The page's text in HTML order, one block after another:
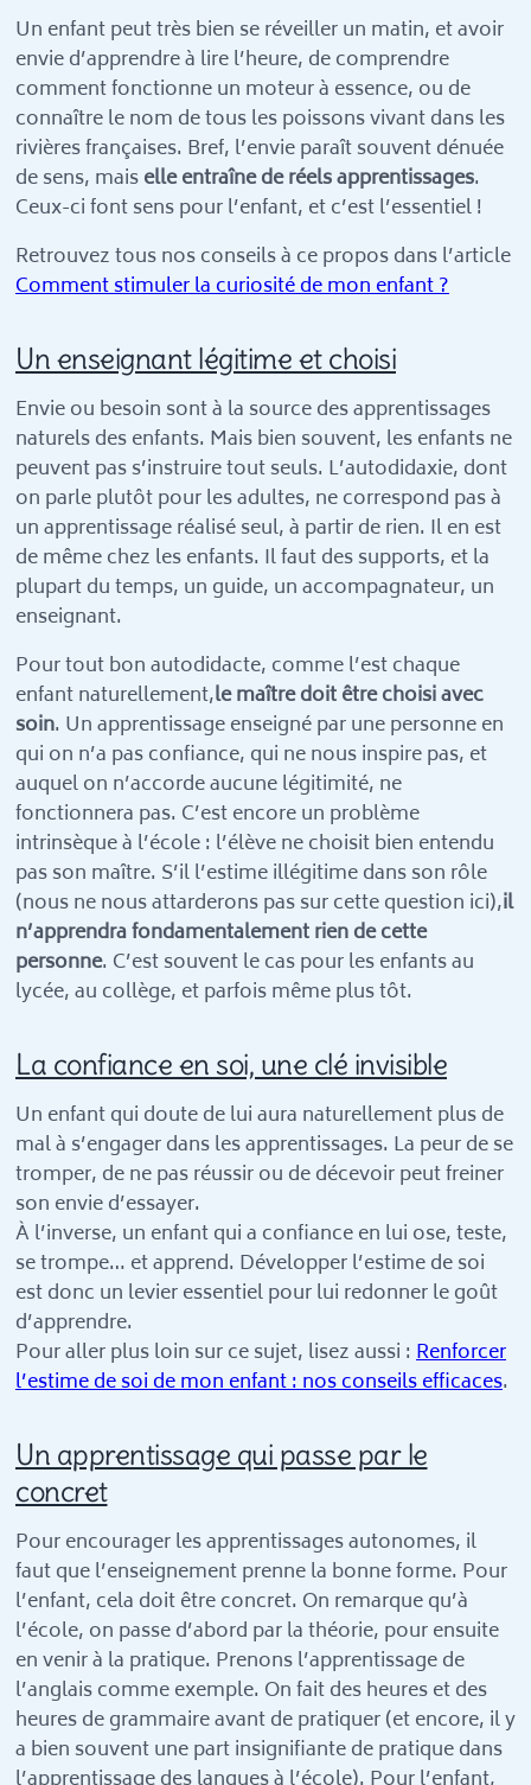
Un enfant peut très bien se réveiller un matin, et avoir
envie d’apprendre à lire l’heure, de comprendre
comment fonctionne un moteur à essence, ou de
connaître le nom de tous les poissons vivant dans les
rivières françaises. Bref, l’envie paraît souvent dénuée
de sens, maiselle entraîne de réels apprentissages.
Ceux-ci font sens pour l’enfant, et c’est l’essentiel !
Retrouvez tous nos conseils à ce propos dans l’article
Comment stimuler la curiosité de mon enfant ?
Un enseignant légitime et choisi
Envie ou besoin sont à la source des apprentissages
naturels des enfants. Mais bien souvent, les enfants ne
peuvent pas s’instruire tout seuls. L’autodidaxie, dont
on parle plutôt pour les adultes, ne correspond pas à
un apprentissage réalisé seul, à partir de rien. Il en est
de même chez les enfants. Il faut des supports, et la
plupart du temps, un guide, un accompagnateur, un
enseignant.
Pour tout bon autodidacte, comme l’est chaque
enfant naturellement,le maître doit être choisi avec
soin. Un apprentissage enseigné par une personne en
qui on n’a pas confiance, qui ne nous inspire pas, et
auquel on n’accorde aucune légitimité, ne
fonctionnera pas. C’est encore un problème
intrinsèque à l’école : l’élève ne choisit bien entendu
pas son maître. S’il l’estime illégitime dans son rôle
(nous ne nous attarderons pas sur cette question ici),il
n’apprendra fondamentalement rien de cette
personne. C’est souvent le cas pour les enfants au
lycée, au collège, et parfois même plus tôt.
La confiance en soi, une clé invisible
Un enfant qui doute de lui aura naturellement plus de
mal à s’engager dans les apprentissages. La peur de se
tromper, de ne pas réussir ou de décevoir peut freiner
son envie d’essayer.
À l’inverse, un enfant qui a confiance en lui ose, teste,
se trompe… et apprend. Développer l’estime de soi
est donc un levier essentiel pour lui redonner le goût
d’apprendre.
Pour aller plus loin sur ce sujet, lisez aussi : Renforcer
l’estime de soi de mon enfant : nos conseils efficaces.
Un apprentissage qui passe par le
concret
Pour encourager les apprentissages autonomes, il
faut que l’enseignement prenne la bonne forme. Pour
l’enfant, cela doit être concret. On remarque qu’à
l’école, on passe d’abord par la théorie, pour ensuite
en venir à la pratique. Prenons l’apprentissage de
l’anglais comme exemple. On fait des heures et des
heures de grammaire avant de pratiquer (et encore, il y
a bien souvent une part insignifiante de pratique dans